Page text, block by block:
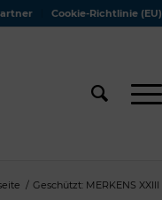
Cookie-Richtlinie (EU)
/ Geschützt: MERKENS XXIII